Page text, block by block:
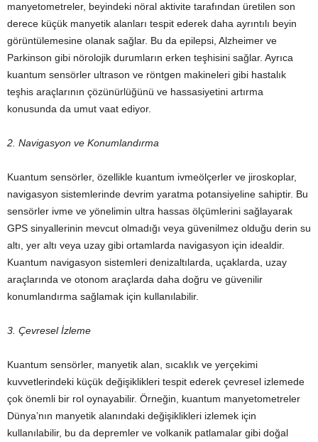
manyetometreler, beyindeki nöral aktivite tarafından üretilen son
derece küçük manyetik alanları tespit ederek daha ayrıntılı beyin
görüntülemesine olanak sağlar. Bu da epilepsi, Alzheimer ve
Parkinson gibi nörolojik durumların erken teşhisini sağlar. Ayrıca
kuantum sensörler ultrason ve röntgen makineleri gibi hastalık
teşhis araçlarının çözünürlüğünü ve hassasiyetini artırma
konusunda da umut vaat ediyor.
2. Navigasyon ve Konumlandırma
Kuantum sensörler, özellikle kuantum ivmeölçerler ve jiroskoplar,
navigasyon sistemlerinde devrim yaratma potansiyeline sahiptir. Bu
sensörler ivme ve yönelimin ultra hassas ölçümlerini sağlayarak
GPS sinyallerinin mevcut olmadığı veya güvenilmez olduğu derin su
altı, yer altı veya uzay gibi ortamlarda navigasyon için idealdir.
Kuantum navigasyon sistemleri denizaltılarda, uçaklarda, uzay
araçlarında ve otonom araçlarda daha doğru ve güvenilir
konumlandırma sağlamak için kullanılabilir.
3. Çevresel İzleme
Kuantum sensörler, manyetik alan, sıcaklık ve yerçekimi
kuvvetlerindeki küçük değişiklikleri tespit ederek çevresel izlemede
çok önemli bir rol oynayabilir. Örneğin, kuantum manyetometreler
Dünya’nın manyetik alanındaki değişiklikleri izlemek için
kullanılabilir, bu da depremler ve volkanik patlamalar gibi doğal